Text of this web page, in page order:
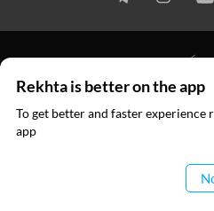
© 2026 Rekhta™
Rekhta is better on the app
To get better and faster experience
app